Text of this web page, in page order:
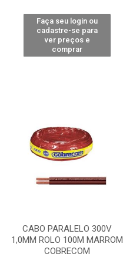
Faça seu login ou
cadastre-se para
ver preços e
comprar
CABO PARALELO 300V
1,0MM ROLO 100M MARROM
COBRECOM